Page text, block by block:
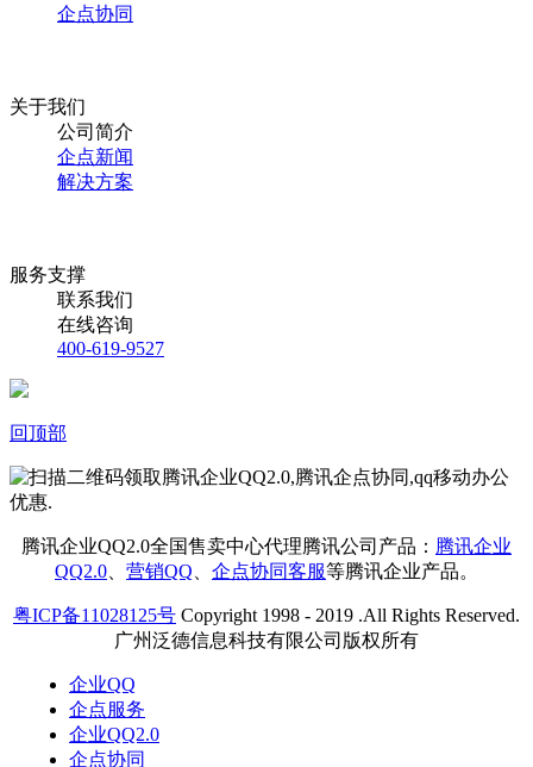
企点协同
关于我们
公司简介
企点新闻
解决方案
服务支撑
联系我们
在线咨询
400-619-9527
回顶部
腾讯企业QQ2.0全国售卖中心代理腾讯公司产品： 腾讯企业
QQ2.0
营销QQ 企点协同客服等腾讯企业产品。
粤ICP备11028125号 Copyright 1998 - 2019 .All Rights Reserved.
广州泛德信息科技有限公司版权所有
企业QQ
企点服务
企业QQ2.0
企点协同